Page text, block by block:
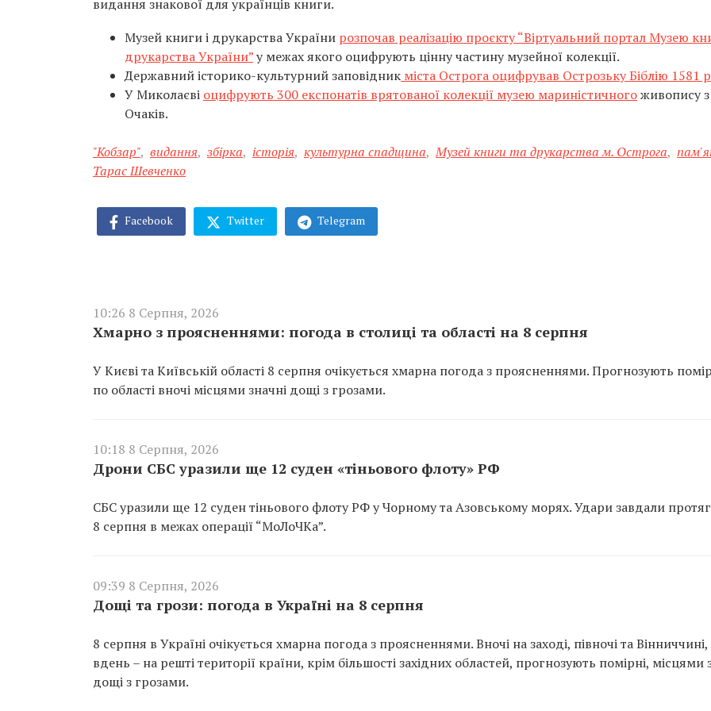
видання знакової для українців книги.
Музей книги і друкарства України розпочав реалізацію проєкту “Віртуальний портал Музею
друкарства України”у межах якого оцифрують цінну частину музейної колекції.
Державний історико-культурний заповідник міста Острога оцифрував Острозьку Біблію 1581
У Миколаєві оцифрують 300 експонатів врятованої колекції музею мариністичногоживопису з
Очаків.
"Кобзар", видання, збірка, історія, культурна спадщина, Музей книги та друкарства м. Острога,
Тарас Шевченко
Facebook Twitter Telegram
10:26 8 Серпня, 2026
Хмарно з проясненнями: погода в столиці та області на 8 серпня
У Києві та Київській області 8 серпня очікується хмарна погода з проясненнями. Прогнозують
по області вночі місцями значні дощі з грозами.
10:18 8 Серпня, 2026
Дрони СБС уразили ще 12 суден «тіньового флоту» РФ
СБС уразили ще 12 суден тіньового флоту РФ у Чорному та Азовському морях. Удари завдали
8 серпня в межах операції “МоЛоЧКа”.
09:39 8 Серпня, 2026
Дощі та грози: погода в Україні на 8 серпня
8 серпня в Україні очікується хмарна погода з проясненнями. Вночі на заході, півночі та Вінниччині,
вдень – на решті території країни, крім більшості західних областей, прогнозують помірні, місцями
дощі з грозами.